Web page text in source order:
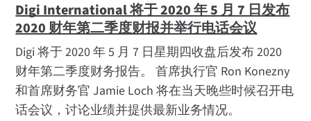
Digi International 将于 2020 年 5 月 7 日发布
2020 财年第二季度财报并举行电话会议
Digi 将于 2020 年 5 月 7 日星期四收盘后发布 2020
财年第二季度财务报告。 首席执行官 Ron Konezny
和首席财务官 Jamie Loch 将在当天晚些时候召开电
话会议，讨论业绩并提供最新业务情况。